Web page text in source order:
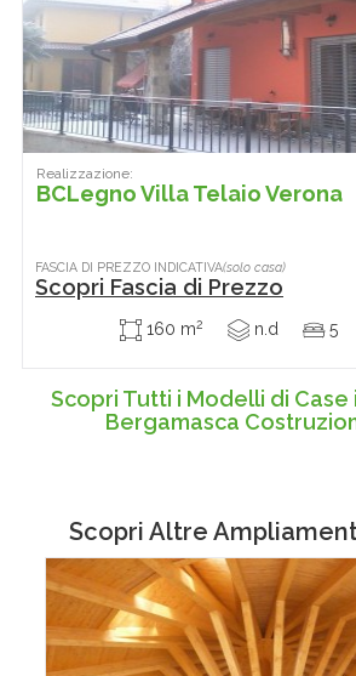
Realizzazione:
BCLegno Villa Telaio Verona
FASCIA DI PREZZO INDICATIVA(solo casa)
Scopri Fascia di Prezzo
160 m2 n.d 5
Scopri Tutti i Modelli di Case
Bergamasca
Scopri Altre